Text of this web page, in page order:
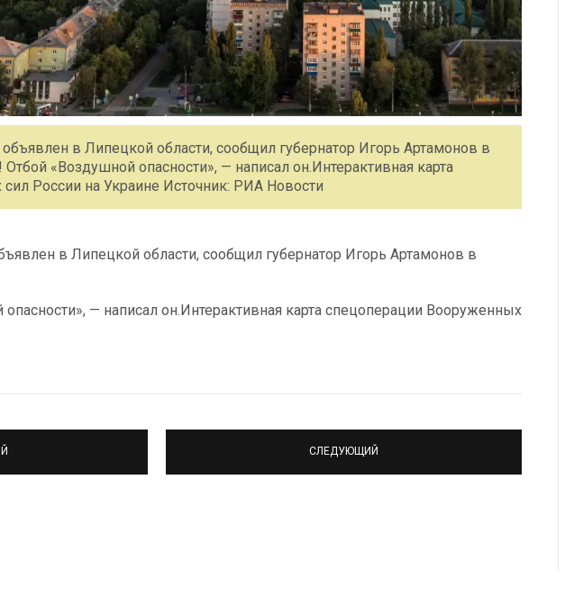
в Липецкой области, сообщил губернатор Игорь Артамонов в
«Воздушной опасности», — написал он.Интерактивная карта
России на Украине Источник: РИА Новости
в Липецкой области, сообщил губернатор Игорь Артамонов в
— написал он.Интерактивная карта спецоперации Вооруженных
СЛЕДУЮЩИЙ